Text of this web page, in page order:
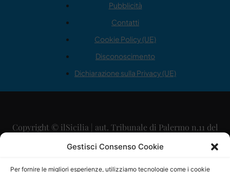
Gestisci Consenso Cookie
Per fornire le migliori esperienze, utilizziamo tecnologie come i cookie
Pubblicità
Contatti
Cookie Policy (UE)
Disconoscimento
Dichiarazione sulla Privacy (UE)
Copyright © ilSicilia | aut. Tribunale di Palermo n.11 del
29/09/2015